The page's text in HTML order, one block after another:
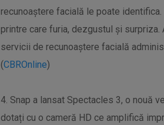
recunoaștere facială le poate
printre care furia, dezgustul și
servicii de recunoaștere facială
(CBROnline)
4. Snap a lansat Spectacles 3, o nouă
dotați cu o cameră HD ce amplifică